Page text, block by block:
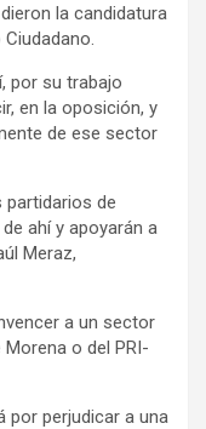
la candidatura
por su trabajo
en la oposición, y
de ese sector
partidarios de
ahí y apoyarán a
Meraz,
a un sector
o del PRI-
por perjudicar a una